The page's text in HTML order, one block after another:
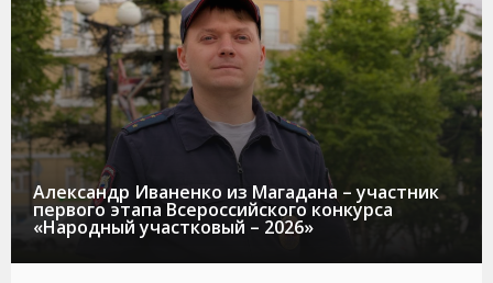
Александр Иваненко из Магадана – участник
первого этапа Всероссийского конкурса
«Народный участковый – 2026»